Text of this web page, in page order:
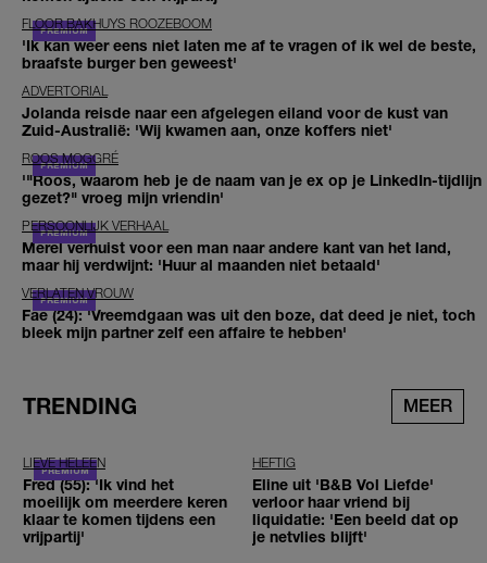
FLOOR BAKHUYS ROOZEBOOM
'Ik kan weer eens niet laten me af te vragen of ik wel de beste,
braafste burger ben geweest'
ADVERTORIAL
Jolanda reisde naar een afgelegen eiland voor de kust van
Zuid-Australië: 'Wij kwamen aan, onze koffers niet'
ROOS MOGGRÉ
'"Roos, waarom heb je de naam van je ex op je LinkedIn-tijdlijn
gezet?" vroeg mijn vriendin'
PERSOONLIJK VERHAAL
Merel verhuist voor een man naar andere kant van het land,
maar hij verdwijnt: 'Huur al maanden niet betaald'
VERLATEN VROUW
Fae (24): 'Vreemdgaan was uit den boze, dat deed je niet, toch
bleek mijn partner zelf een affaire te hebben'
TRENDING MEER
LIEVE HELEEN
Fred (55): 'Ik vind het
moeilijk om meerdere keren
klaar te komen tijdens een
vrijpartij'
HEFTIG
Eline uit 'B&B Vol Liefde'
verloor haar vriend bij
liquidatie: 'Een beeld dat op
je netvlies blijft'